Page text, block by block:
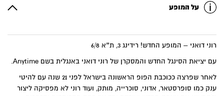
על המופע
רוני דואני – המופע החדש! רידינג 3, ת״א 6/8
עם יציאת הסינגל החדש והמסקרן של רוני דואני באנגלית בשם Anytime.
לאחר שפרצה ככוכבת הפופ הראשונה בישראל לפני 21 שנה עם להיטי
ענק כמו סופרסטאר, אדוני, סוכרייה, מותק, ועוד רוני לא מפסיקה ליצור